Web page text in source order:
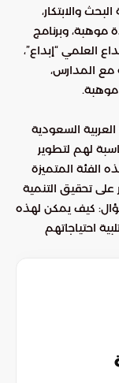
والابتكار،
موهبة، وبرنامج
العلمي “إبداع”،
مع المدارس،
موهبة.
السعودية
لهم لتطوير
الفئة المتميزة
تحقيق التنمية
كيف يمكن لهذه
احتياجاتهم